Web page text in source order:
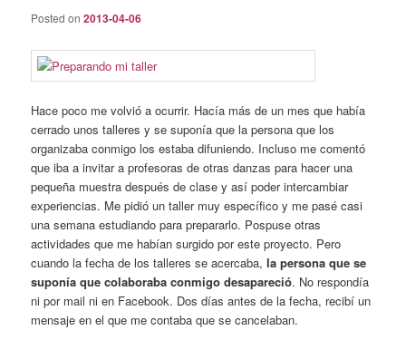
Posted on2013-04-06
Hace poco me volvió a ocurrir. Hacía más de un mes que había
cerrado unos talleres y se suponía que la persona que los
organizaba conmigo los estaba difuniendo. Incluso me comentó
que iba a invitar a profesoras de otras danzas para hacer una
pequeña muestra después de clase y así poder intercambiar
experiencias. Me pidió un taller muy específico y me pasé casi
una semana estudiando para prepararlo. Pospuse otras
actividades que me habían surgido por este proyecto. Pero
cuando la fecha de los talleres se acercaba,la persona que se
suponía que colaboraba conmigo desapareció. No respondía
ni por mail ni en Facebook. Dos días antes de la fecha, recibí un
mensaje en el que me contaba que se cancelaban.